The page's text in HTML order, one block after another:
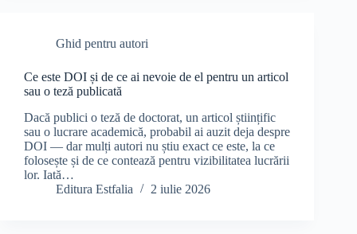
Ghid pentru autori
Ce este DOI și de ce ai nevoie de el pentru un articol
sau o teză publicată
Dacă publici o teză de doctorat, un articol științific
sau o lucrare academică, probabil ai auzit deja despre
DOI — dar mulți autori nu știu exact ce este, la ce
folosește și de ce contează pentru vizibilitatea lucrării
lor. Iată…
Editura Estfalia
2 iulie 2026